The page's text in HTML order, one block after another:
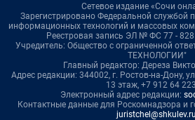
Сетевое издание «Сочи
Зарегистрировано Федеральной службой
информационных технологий и массовых
Реестровая запись ЭЛ № ФС 77 -
Учредитель: Общество с ограниченной
ТЕХНОЛОГИИ"
Главный редактор: Дереза
Адрес редакции: 344002, г. Ростов-на-Дону,
13 этаж, +7 912 64
Электронный адрес редакции:
Контактные данные для Роскомнадзора и
juristchel@shkulev.ru